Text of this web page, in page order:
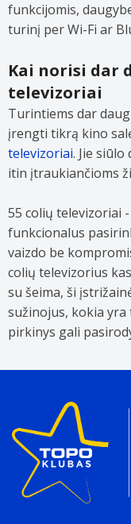
funkcijomis,
turinį per Wi-Fi ar
Kai norisi dar
televizoriai
Turintiems dar
įrengti tikrą kino
televizoriai. Jie
itin įtraukiančioms
55 colių televizoriai
funkcionalus
vaizdo be
colių televizorius
su šeima, ši
sužinojus, kokia yra
pirkinys gali